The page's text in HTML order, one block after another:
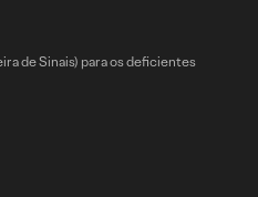
de Sinais) para os deficientes